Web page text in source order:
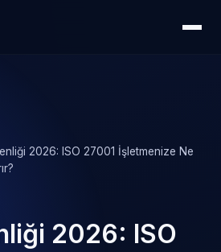
2026: ISO 27001 İşletmenize Ne
2026: ISO